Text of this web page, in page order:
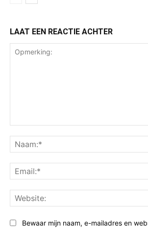
LAAT EEN REACTIE ACHTER
Bewaar mijn naam, e-mailadres en